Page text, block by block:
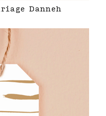
Danneh